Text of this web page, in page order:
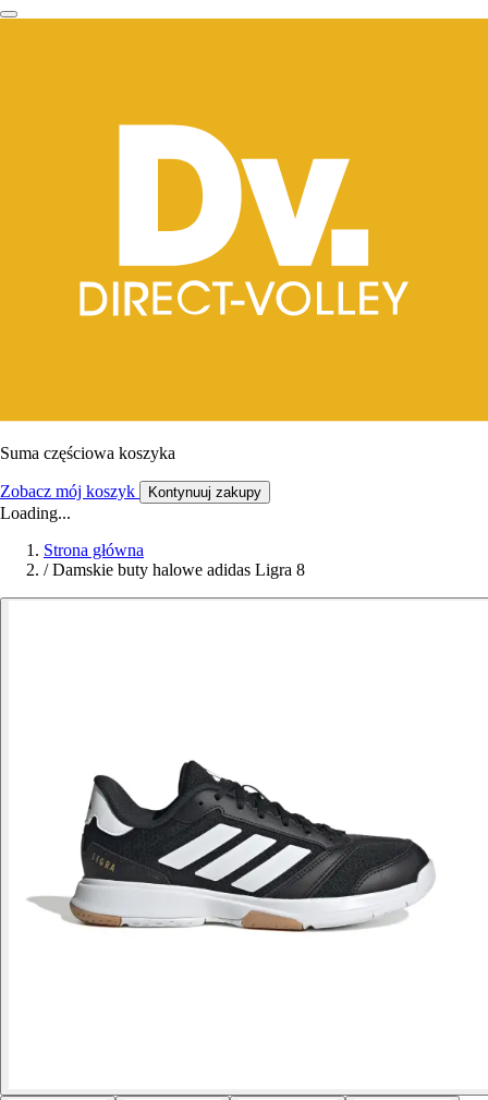
Suma częściowa koszyka
Zobacz mój koszyk Kontynuuj zakupy
Loading...
Strona główna
/ Damskie buty halowe adidas Ligra 8